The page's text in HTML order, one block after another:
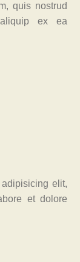
quis nostrud
ex ea
elit,
et dolore